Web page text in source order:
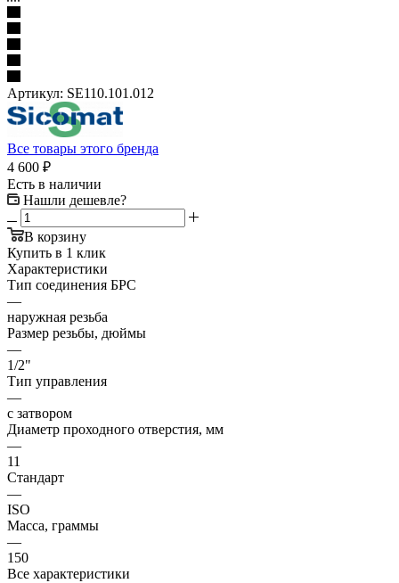
Артикул: SE110.101.012
Все товары этого бренда
4 600 ₽
Есть в наличии
Нашли дешевле?
В корзину
Купить в 1 клик
Характеристики
Тип соединения БРС
—
наружная резьба
Размер резьбы, дюймы
—
1/2"
Тип управления
—
с затвором
Диаметр проходного отверстия, мм
—
11
Стандарт
—
ISO
Масса, граммы
—
150
Все характеристики